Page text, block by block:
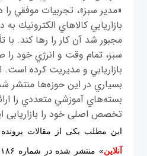
«مدير سبز»، تجربيات موفقي
بازاريابي كالا‌هاي الكترونيك
مجبور شد آن کار‌ را رها كند.
سبز، تمام وقت و انرژي خود
بازاريابي و مديريت كرده
بسياري در اين حوزه‌ها منتشر
بسته‌هاي آموزشي متعددي را
تخصص اصلی خود را بازاریابی
این مطلب یکی از مقالات
آنلاین